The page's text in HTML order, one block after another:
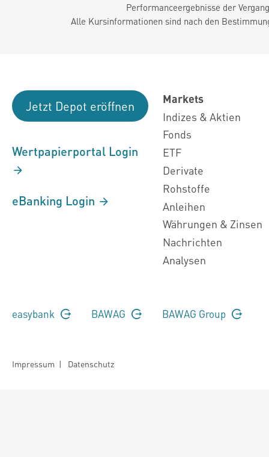
Performanceergebnisse der
Alle Kursinformationen sind nach den
Jetzt Depot eröffnen
Wertpapierportal Login
eBanking Login
Markets
Indizes & Aktien
Fonds
ETF
Derivate
Rohstoffe
Anleihen
Währungen & Zinsen
Nachrichten
Analysen
easybank BAWAG BAWAG Group
Impressum | Datenschutz